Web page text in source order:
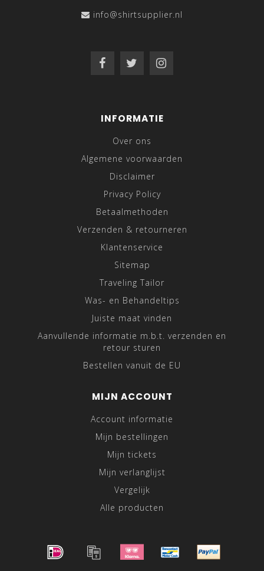
info@shirtsupplier.nl
INFORMATIE
Over ons
Algemene voorwaarden
Disclaimer
Privacy Policy
Betaalmethoden
Verzenden & retourneren
Klantenservice
Sitemap
Traveling Tailor
Was- en Behandeltips
Juiste maat vinden
Aanvullende informatie m.b.t. verzenden en
retour sturen
Bestellen vanuit de EU
MIJN ACCOUNT
Account informatie
Mijn bestellingen
Mijn tickets
Mijn verlanglijst
Vergelijk
Alle producten